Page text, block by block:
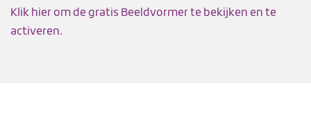
Klik hier om de gratis Beeldvormer te bekijken en te
activeren.